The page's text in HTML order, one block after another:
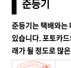
준등기
준등기는 택배와는
있습니다. 포토카
래가 될 정도로 많